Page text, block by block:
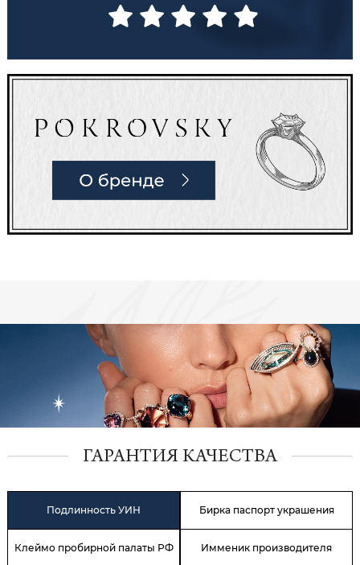
ГАРАНТИЯ КАЧЕСТВА
Подлинность УИН Бирка паспорт украшения
Клеймо пробирной палаты РФ Имменик производителя